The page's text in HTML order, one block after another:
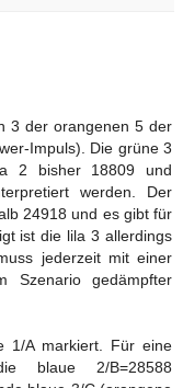
3 der orangenen 5 der
Impuls). Die grüne 3
2 bisher 18809 und
werden. Der
24918 und es gibt für
ist die lila 3 allerdings
jederzeit mit einer
Szenario gedämpfter
1/A markiert. Für eine
blaue 2/B=28588